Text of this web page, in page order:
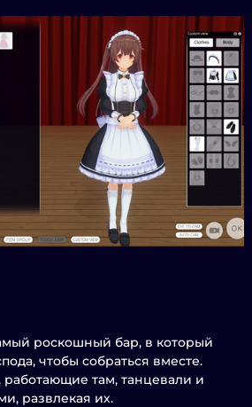
роскошный бар, в который
чтобы собраться вместе.
там, танцевали и
развлекая их.